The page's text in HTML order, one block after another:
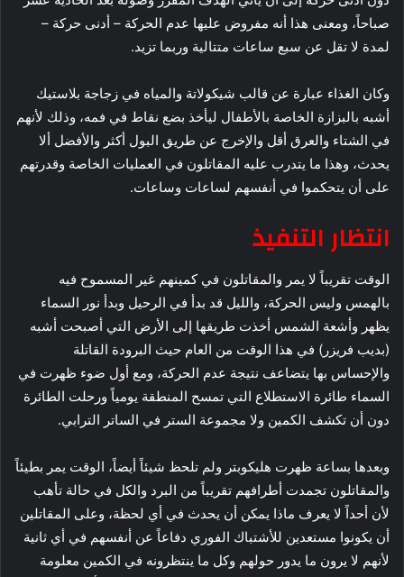
صباحاً، ومعنى هذا أنه مفروض عليها عدم الحركة – أدنى حركة –
لمدة لا تقل عن سبع ساعات متتالية وربما تزيد.
وكان الغذاء عبارة عن قالب شيكولاتة والمياه في زجاجة بلاستيك
أشبه بالبزازة الخاصة بالأطفال ليأخذ بضع نقاط في فمه، وذلك لأنهم
في الشتاء والعرق أقل والإخرج عن طريق البول أكثر والأفضل ألا
يحدث، وهذا ما يتدرب عليه المقاتلون في العمليات الخاصة وقدرتهم
على أن يتحكموا في أنفسهم لساعات وساعات.
انتظار التنفيذ
الوقت تقريباً لا يمر والمقاتلون في كمينهم غير المسموح فيه
بالهمس وليس الحركة، والليل قد بدأ في الرحيل وبدأ نور السماء
يظهر وأشعة الشمس أخذت طريقها إلى الأرض التي أصبحت أشبه
(بديب فريزر) في هذا الوقت من العام حيث البرودة القاتلة
والإحساس بها يتضاعف نتيجة عدم الحركة، ومع أول ضوء ظهرت في
السماء طائرة الاستطلاع التي تمسح المنطقة يومياً ورحلت الطائرة
دون أن تكشف الكمين ولا مجموعة الستر في الساتر الترابي.
وبعدها بساعة ظهرت هليكوبتر ولم تلحظ شيئاً أيضاً، الوقت يمر بطيئاً
والمقاتلون تجمدت أطرافهم تقريباً من البرد والكل في حالة تأهب
لأن أحداً لا يعرف ماذا يمكن أن يحدث في أي لحظة، وعلى المقاتلين
أن يكونوا مستعدين للأشتباك الفوري دفاعاً عن أنفسهم في أي ثانية
لأنهم لا يرون ما يدور حولهم وكل ما ينتظرونه في الكمين معلومة